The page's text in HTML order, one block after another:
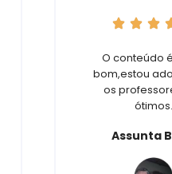
O conteúdo
bom,estou
os
ótimos.
Assunta